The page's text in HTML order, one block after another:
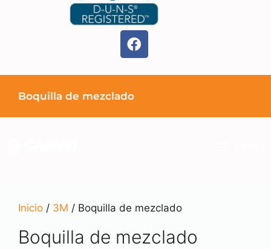
Boquilla de mezclado
Inicio / 3M / Boquilla de mezclado
Boquilla de mezclado